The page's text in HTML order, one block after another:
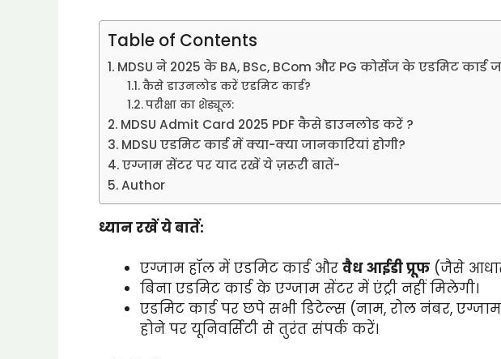
Table of Contents
MDSU ने 2025 के BA, BSc, BCom और PG कोर्सेज के एडमिट कार्ड
कैसे डाउनलोड करें एडमिट कार्ड?
परीक्षा का शेड्यूल:
MDSU Admit Card 2025 PDF कैसे डाउनलोड करें ?
MDSU एडमिट कार्ड में क्या-क्या जानकारियां होगी?
एग्जाम सेंटर पर याद रखें ये ज़रूरी बातें-
Author
ध्यान रखें ये बातें:
एग्जाम हॉल में एडमिट कार्ड और वैध आईडी प्रूफ (जैसे
बिना एडमिट कार्ड के एग्जाम सेंटर में एंट्री नहीं मिलेगी।
एडमिट कार्ड पर छपे सभी डिटेल्स (नाम, रोल नंबर,
होने पर यूनिवर्सिटी से तुरंत संपर्क करें।